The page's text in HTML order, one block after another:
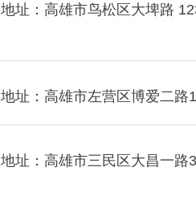
地址：高雄市鸟松区大埤路
地址：高雄市左营区博爱二路
地址：高雄市三民区大昌一路